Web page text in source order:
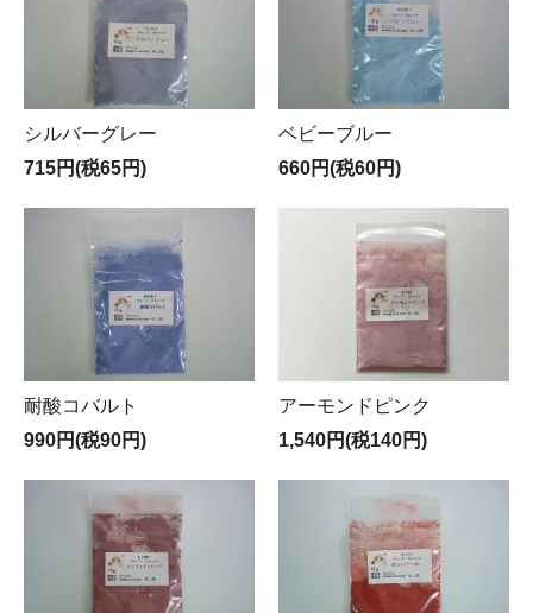
シルバーグレー
715円(税65円)
ベビーブルー
660円(税60円)
耐酸コバルト
990円(税90円)
アーモンドピンク
1,540円(税140円)